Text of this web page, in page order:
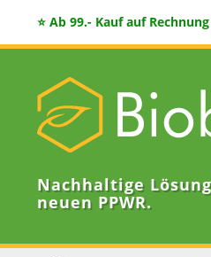
⭐ Ab 99.- Kauf auf
Nachhaltige
neuen PPWR.